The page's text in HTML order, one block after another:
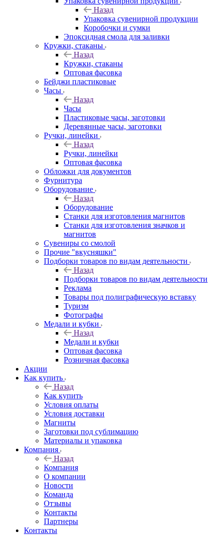
Назад
Упаковка сувенирной продукции
Коробочки и сумки
Эпоксидная смола для заливки
Кружки, стаканы
Назад
Кружки, стаканы
Оптовая фасовка
Бейджи пластиковые
Часы
Назад
Часы
Пластиковые часы, заготовки
Деревянные часы, заготовки
Ручки, линейки
Назад
Ручки, линейки
Оптовая фасовка
Обложки для документов
Фурнитура
Оборудование
Назад
Оборудование
Станки для изготовления магнитов
Станки для изготовления значков и
магнитов
Сувениры со смолой
Прочие "вкусняшки"
Подборки товаров по видам деятельности
Назад
Подборки товаров по видам деятельности
Реклама
Товары под полиграфическую вставку
Туризм
Фотографы
Медали и кубки
Назад
Медали и кубки
Оптовая фасовка
Розничная фасовка
Акции
Как купить
Назад
Как купить
Условия оплаты
Условия доставки
Магниты
Заготовки под сублимацию
Материалы и упаковка
Компания
Назад
Компания
О компании
Новости
Команда
Отзывы
Контакты
Партнеры
Контакты